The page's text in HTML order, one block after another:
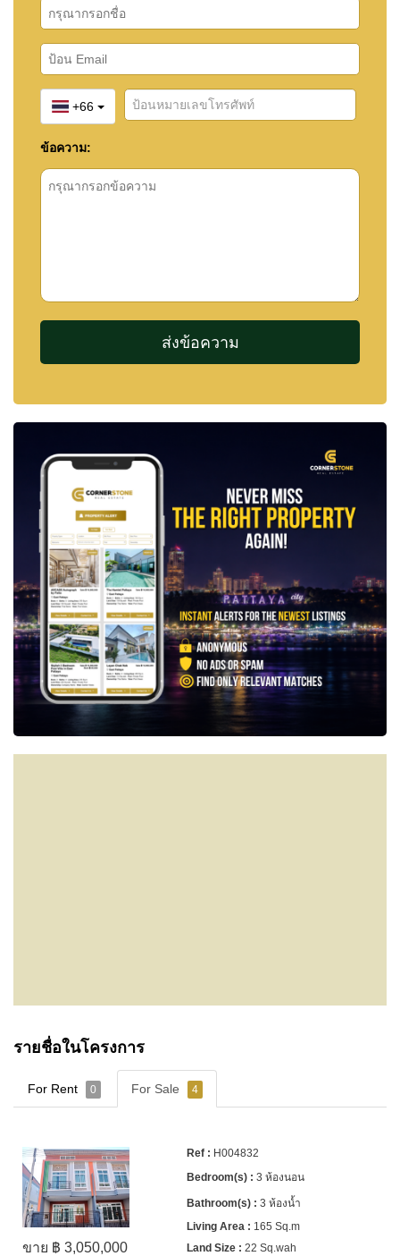
+66
ข้อความ:
รายชื่อในโครงการ
For Rent 0 For Sale 4
ขาย ฿ 3,050,000
H004832
3 ห้องนอน
3 ห้องน้ำ
165 Sq.m
22 Sq.wah